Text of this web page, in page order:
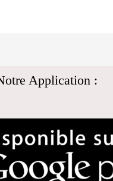
Application :